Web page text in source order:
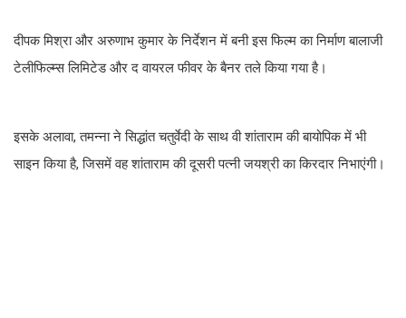
दीपक मिश्रा और अरुणाभ कुमार के निर्देशन में बनी इस फिल्म का निर्माण बालाजी
टेलीफिल्म्स लिमिटेड और द वायरल फीवर के बैनर तले किया गया है।
इसके अलावा, तमन्ना ने सिद्धांत चतुर्वेदी के साथ वी शांताराम की बायोपिक में भी
साइन किया है, जिसमें वह शांताराम की दूसरी पत्नी जयश्री का किरदार निभाएंगी।